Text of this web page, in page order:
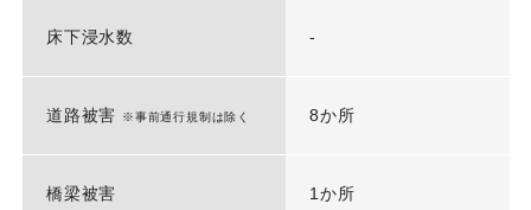
床下浸水数 -
道路被害 ※事前通行規制は除く 8か所
橋梁被害 1か所